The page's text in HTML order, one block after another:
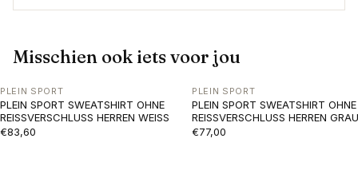
Misschien ook iets voor jou
PLEIN SPORT
PLEIN SPORT SWEATSHIRT OHNE
REISSVERSCHLUSS HERREN WEISS
€83,60
PLEIN SPORT
PLEIN SPORT SWEATSHIRT OHNE
REISSVERSCHLUSS HERREN GRAU
€77,00